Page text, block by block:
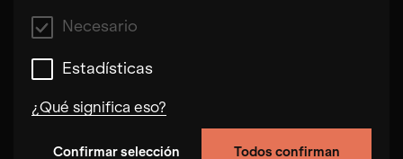
Necesario
Estadísticas
¿Qué significa eso?
Confirmar selección Todos confirman